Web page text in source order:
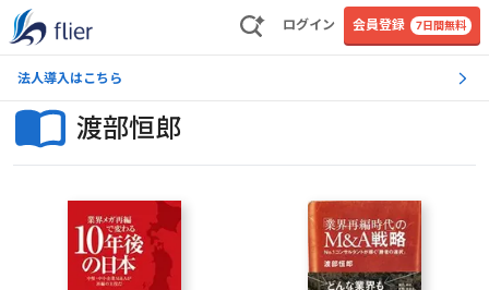
ログイン 会員登録 7日間無料
法人導入はこちら
渡部恒郎